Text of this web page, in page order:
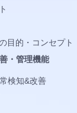
目的・コンセプト
・管理機能
検知&改善